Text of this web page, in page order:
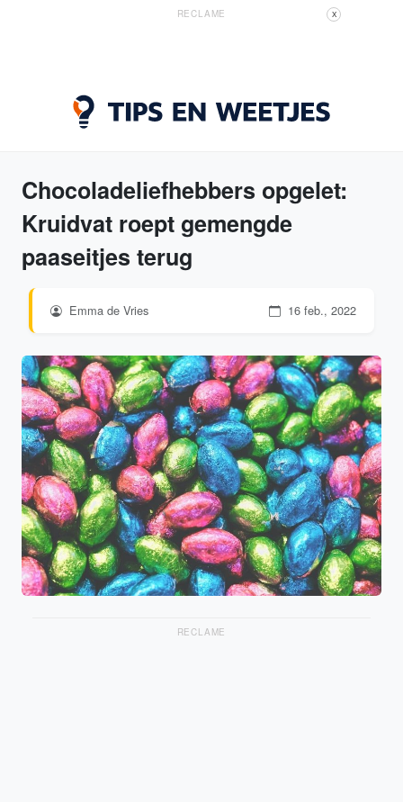
RECLAME X
Chocoladeliefhebbers opgelet:
Kruidvat roept gemengde
paaseitjes terug
Emma de Vries 16 feb., 2022
RECLAME